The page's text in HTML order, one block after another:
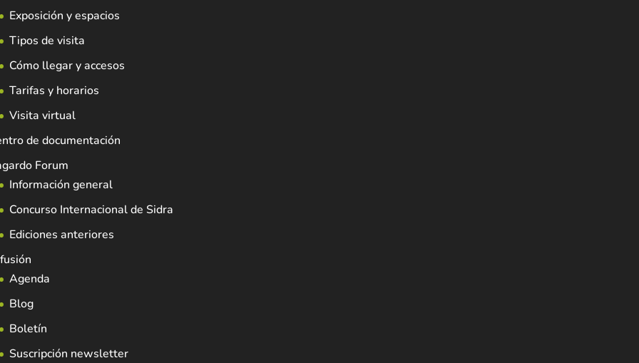
Exposición y espacios
Tipos de visita
Cómo llegar y accesos
Tarifas y horarios
Visita virtual
de documentación
Forum
Información general
Concurso Internacional de Sidra
Ediciones anteriores
Agenda
Blog
Boletín
Suscripción newsletter